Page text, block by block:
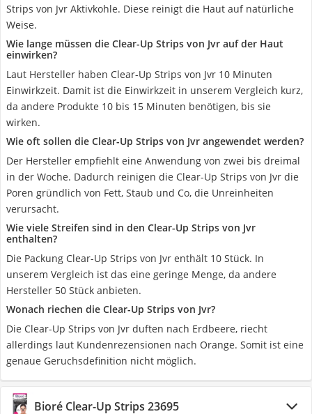
Strips von Jvr Aktivkohle. Diese reinigt die Haut auf natürliche
Weise.
Wie lange müssen die Clear-Up Strips von Jvr auf der Haut
einwirken?
Laut Hersteller haben Clear-Up Strips von Jvr 10 Minuten
Einwirkzeit. Damit ist die Einwirkzeit in unserem Vergleich kurz,
da andere Produkte 10 bis 15 Minuten benötigen, bis sie
wirken.
Wie oft sollen die Clear-Up Strips von Jvr angewendet werden?
Der Hersteller empfiehlt eine Anwendung von zwei bis dreimal
in der Woche. Dadurch reinigen die Clear-Up Strips von Jvr die
Poren gründlich von Fett, Staub und Co, die Unreinheiten
verursacht.
Wie viele Streifen sind in den Clear-Up Strips von Jvr
enthalten?
Die Packung Clear-Up Strips von Jvr enthält 10 Stück. In
unserem Vergleich ist das eine geringe Menge, da andere
Hersteller 50 Stück anbieten.
Wonach riechen die Clear-Up Strips von Jvr?
Die Clear-Up Strips von Jvr duften nach Erdbeere, riecht
allerdings laut Kundenrezensionen nach Orange. Somit ist eine
genaue Geruchsdefinition nicht möglich.
Bioré Clear-Up Strips 23695